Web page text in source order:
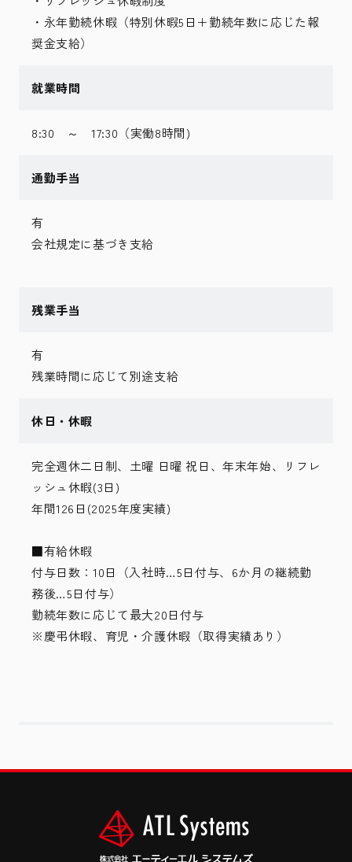
・永年勤続休暇（特別休暇5日＋勤続年数に応じた報
奨金支給）
就業時間
8:30 ～ 17:30（実働8時間)
通勤手当
有
会社規定に基づき支給
残業手当
有
残業時間に応じて別途支給
休日・休暇
完全週休二日制、土曜 日曜 祝日、年末年始、リフレ
ッシュ休暇(3日)
年間126日(2025年度実績)
■有給休暇
付与日数：10日（入社時…5日付与、6か月の継続勤
務後…5日付与）
勤続年数に応じて最大20日付与
※慶弔休暇、育児・介護休暇（取得実績あり）